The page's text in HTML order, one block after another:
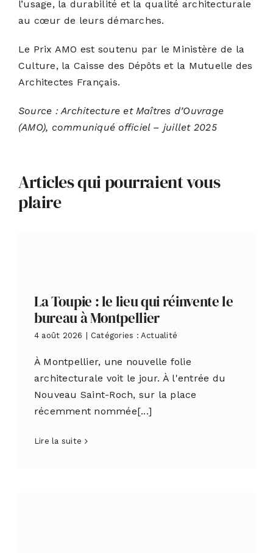
l’usage, la durabilité et la qualité architecturale
au cœur de leurs démarches.
Le Prix AMO est soutenu par le Ministère de la
Culture, la Caisse des Dépôts et la Mutuelle des
Architectes Français.
Source : Architecture et Maîtres d’Ouvrage
(AMO), communiqué officiel – juillet 2025
Articles qui pourraient vous
plaire
La Toupie : le lieu qui réinvente le
bureau à Montpellier
4 août 2026 Catégories : Actualité
À Montpellier, une nouvelle folie
architecturale voit le jour. À l'entrée du
Nouveau Saint-Roch, sur la place
récemment nommée[...]
Lire la suite